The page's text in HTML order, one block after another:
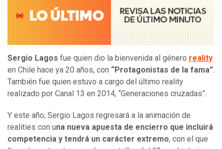
Sergio Lagos fue quien dio la bienvenida al género reality
en Chile hace ya 20 años, con “Protagonistas de la fama”.
También fue quien estuvo a cargo del último reality
realizado por Canal 13 en 2014, “Generaciones cruzadas”.
Y este año, Sergio Lagos regresará a la animación de
realities con una nueva apuesta de encierro que incluirá
competencia y tendrá un carácter extremo, con el que